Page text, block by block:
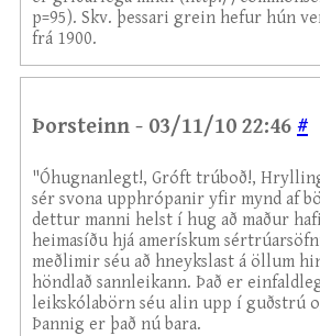
p=95). Skv. þessari grein hefur hún
frá 1900.
Þorsteinn - 03/11/10 22:46 #
"Óhugnanlegt!, Gróft trúboð!,
sér svona upphrópanir yfir mynd af
dettur manni helst í hug að maður
heimasíðu hjá amerískum
meðlimir séu að hneykslast á öllum
höndlað sannleikann. Það er
leikskólabörn séu alin upp í guðstrú
Þannig er það nú bara.